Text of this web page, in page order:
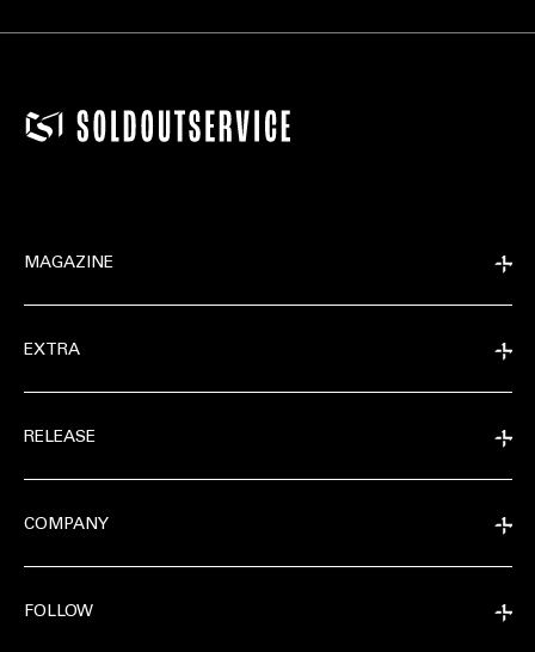
MAGAZINE
EXTRA
RELEASE
COMPANY
FOLLOW